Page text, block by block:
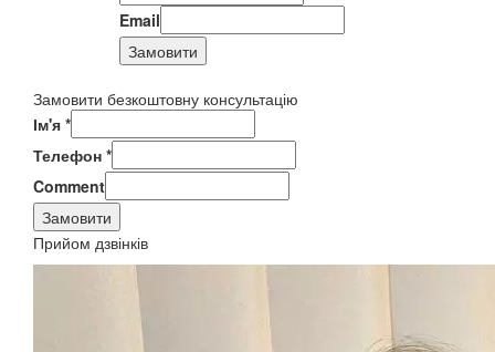
Email
Замовити
Замовити безкоштовну консультацію
Ім'я *
Телефон *
Comment
Замовити
Прийом дзвінків